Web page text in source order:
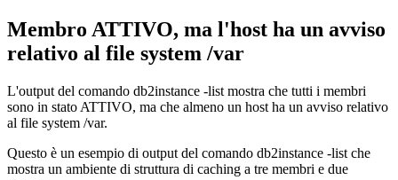
Membro ATTIVO, ma l'host ha un avviso
relativo al file system /var
L'output del comando db2instance -list mostra che tutti i membri
sono in stato ATTIVO, ma che almeno un host ha un avviso relativo
al file system /var.
Questo è un esempio di output del comando db2instance -list che
mostra un ambiente di struttura di caching a tre membri e due